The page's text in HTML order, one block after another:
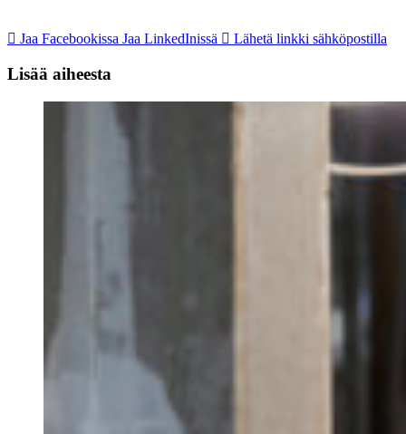
Jaa Facebookissa Jaa LinkedInissä Lähetä linkki sähköpostilla
Lisää aiheesta